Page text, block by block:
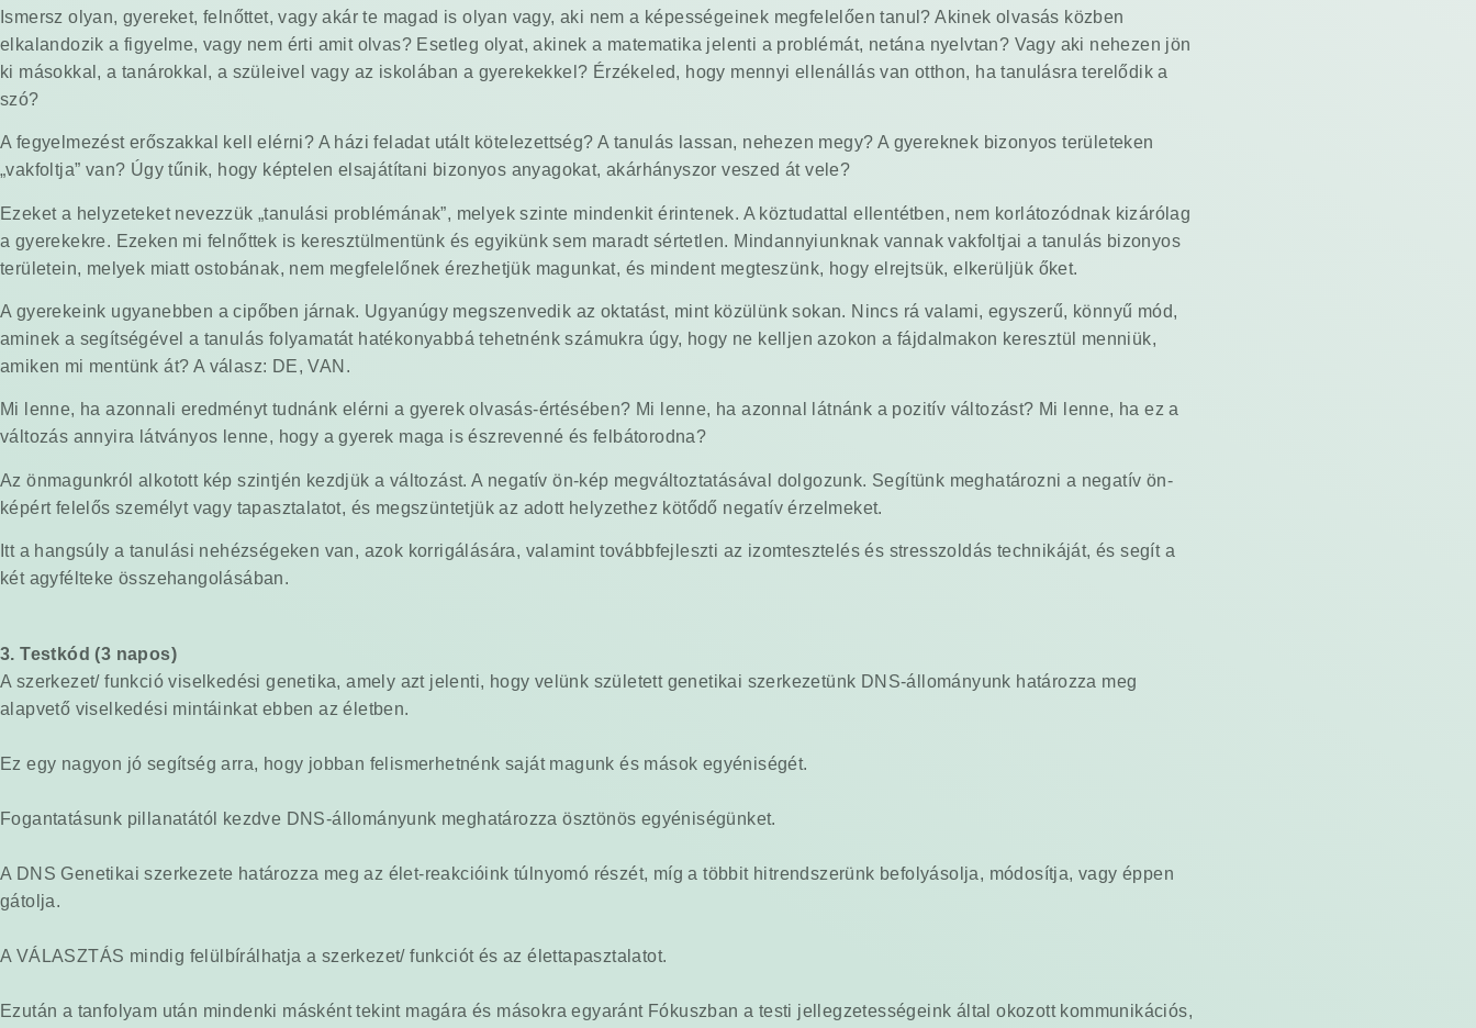
Ismersz olyan, gyereket, felnőttet, vagy akár te magad is olyan vagy, aki nem a képességeinek megfelelően tanul? Akinek olvasás közben
elkalandozik a figyelme, vagy nem érti amit olvas? Esetleg olyat, akinek a matematika jelenti a problémát, netána nyelvtan? Vagy aki nehezen jön
ki másokkal, a tanárokkal, a szüleivel vagy az iskolában a gyerekekkel? Érzékeled, hogy mennyi ellenállás van otthon, ha tanulásra terelődik a
szó?
A fegyelmezést erőszakkal kell elérni? A házi feladat utált kötelezettség? A tanulás lassan, nehezen megy? A gyereknek bizonyos területeken
„vakfoltja” van? Úgy tűnik, hogy képtelen elsajátítani bizonyos anyagokat, akárhányszor veszed át vele?
Ezeket a helyzeteket nevezzük „tanulási problémának”, melyek szinte mindenkit érintenek. A köztudattal ellentétben, nem korlátozódnak kizárólag
a gyerekekre. Ezeken mi felnőttek is keresztülmentünk és egyikünk sem maradt sértetlen. Mindannyiunknak vannak vakfoltjai a tanulás bizonyos
területein, melyek miatt ostobának, nem megfelelőnek érezhetjük magunkat, és mindent megteszünk, hogy elrejtsük, elkerüljük őket.
A gyerekeink ugyanebben a cipőben járnak. Ugyanúgy megszenvedik az oktatást, mint közülünk sokan. Nincs rá valami, egyszerű, könnyű mód,
aminek a segítségével a tanulás folyamatát hatékonyabbá tehetnénk számukra úgy, hogy ne kelljen azokon a fájdalmakon keresztül menniük,
amiken mi mentünk át? A válasz: DE, VAN.
Mi lenne, ha azonnali eredményt tudnánk elérni a gyerek olvasás-értésében? Mi lenne, ha azonnal látnánk a pozitív változást? Mi lenne, ha ez a
változás annyira látványos lenne, hogy a gyerek maga is észrevenné és felbátorodna?
Az önmagunkról alkotott kép szintjén kezdjük a változást. A negatív ön-kép megváltoztatásával dolgozunk. Segítünk meghatározni a negatív ön-
képért felelős személyt vagy tapasztalatot, és megszüntetjük az adott helyzethez kötődő negatív érzelmeket.
Itt a hangsúly a tanulási nehézségeken van, azok korrigálására, valamint továbbfejleszti az izomtesztelés és stresszoldás technikáját, és segít a
két agyfélteke összehangolásában.
3. Testkód (3 napos)
A szerkezet/ funkció viselkedési genetika, amely azt jelenti, hogy velünk született genetikai szerkezetünk DNS-állományunk határozza meg
alapvető viselkedési mintáinkat ebben az életben.
Ez egy nagyon jó segítség arra, hogy jobban felismerhetnénk saját magunk és mások egyéniségét.
Fogantatásunk pillanatától kezdve DNS-állományunk meghatározza ösztönös egyéniségünket.
A DNS Genetikai szerkezete határozza meg az élet-reakcióink túlnyomó részét, míg a többit hitrendszerünk befolyásolja, módosítja, vagy éppen
gátolja.
A VÁLASZTÁS mindig felülbírálhatja a szerkezet/ funkciót és az élettapasztalatot.
Ezután a tanfolyam után mindenki másként tekint magára és másokra egyaránt Fókuszban a testi jellegzetességeink által okozott kommunikációs,